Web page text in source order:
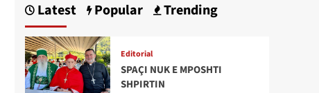
Latest Popular Trending
Editorial
SPAÇI NUK E MPOSHTI
SHPIRTIN